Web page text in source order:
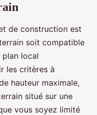
de construction est
soit compatible
local
les critères à
hauteur maximale,
situé sur une
vous soyez limité